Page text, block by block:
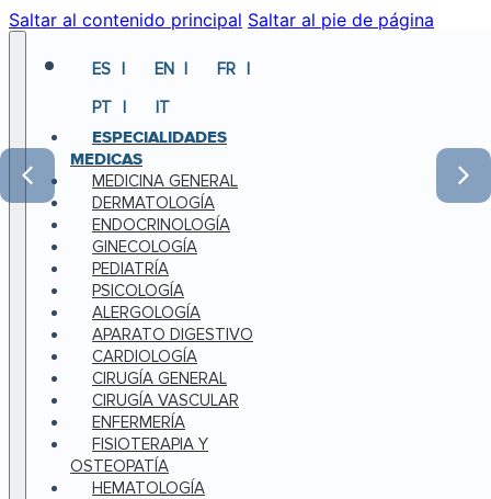
Saltar al contenido principal Saltar al pie de página
ES EN
FR
PT
IT
ESPECIALIDADES
MEDICAS
MEDICINA GENERAL
DERMATOLOGÍA
ENDOCRINOLOGÍA
GINECOLOGÍA
PEDIATRÍA
PSICOLOGÍA
ALERGOLOGÍA
APARATO DIGESTIVO
CARDIOLOGÍA
CIRUGÍA GENERAL
CIRUGÍA VASCULAR
ENFERMERÍA
FISIOTERAPIA Y
OSTEOPATÍA
HEMATOLOGÍA